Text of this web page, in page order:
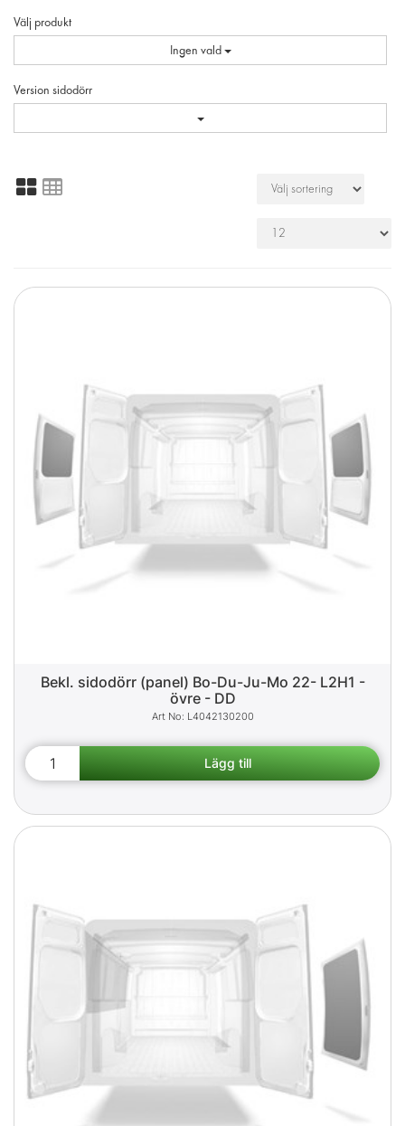
Välj produkt
Ingen vald
Version sidodörr
Bekl. sidodörr (panel) Bo-Du-Ju-Mo 22- L2H1 -
övre - DD
L4042130200